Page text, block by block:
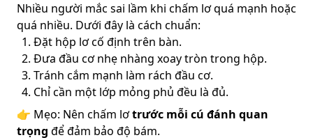
Nhiều người mắc sai lầm khi chấm lơ quá mạnh hoặc
quá nhiều. Dưới đây là cách chuẩn:
Đặt hộp lơ cố định trên bàn.
Đưa đầu cơ nhẹ nhàng xoay tròn trong hộp.
Tránh cắm mạnh làm rách đầu cơ.
Chỉ cần một lớp mỏng phủ đều là đủ.
👉 Mẹo: Nên chấm lơtrước mỗi cú đánh quan
trọng để đảm bảo độ bám.